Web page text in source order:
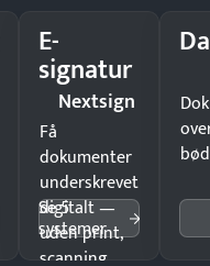
E-
signatur
Nextsign
Få
dokumenter
underskrevet
digitalt —
uden print,
scanning
Se 5
systemer